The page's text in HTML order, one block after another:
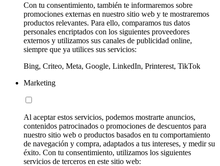
Con tu consentimiento, también te informaremos sobre
promociones externas en nuestro sitio web y te mostraremos
productos relevantes. Para ello, comparamos tus datos
personales encriptados con los siguientes proveedores
externos y utilizamos sus canales de publicidad online,
siempre que ya utilices sus servicios:
Bing, Criteo, Meta, Google, LinkedIn, Printerest, TikTok
Marketing
Al aceptar estos servicios, podemos mostrarte anuncios,
contenidos patrocinados o promociones de descuentos para
nuestro sitio web o productos basados en tu comportamiento
de navegación y compra, adaptados a tus intereses, y medir su
éxito. Con tu consentimiento, utilizamos los siguientes
servicios de terceros en este sitio web: